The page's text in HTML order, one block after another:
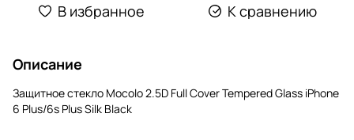
В избранное К сравнению
Описание
Защитное стекло Mocolo 2.5D Full Cover Tempered Glass iPhone
6 Plus/6s Plus Silk Black